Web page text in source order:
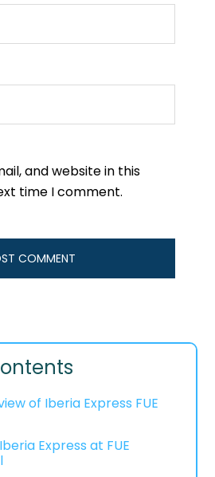
and website in this
time I comment.
of Iberia Express FUE
Express at FUE